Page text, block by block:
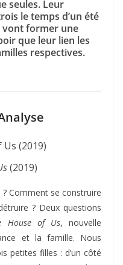
seules. Leur
le temps d’un été
vont former une
que leur lien les
respectives.
(2019)
Comment se construire
? Deux questions
House of Us, nouvelle
et la famille. Nous
petites filles : d’un côté